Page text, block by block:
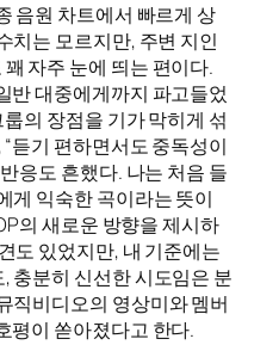
음원 차트에서 빠르게 상
치는 모르지만, 주변 지인
자주 눈에 띄는 편이다.
반 대중에게까지 파고들었
의 장점을 기가 막히게 섞
듣기 편하면서도 중독성이
응도 흔했다. 나는 처음 들
게 익숙한 곡이라는 뜻이
의 새로운 방향을 제시하
도 있었지만, 내 기준에는
충분히 신선한 시도임은 분
직비디오의 영상미와 멤버
평이 쏟아졌다고 한다.